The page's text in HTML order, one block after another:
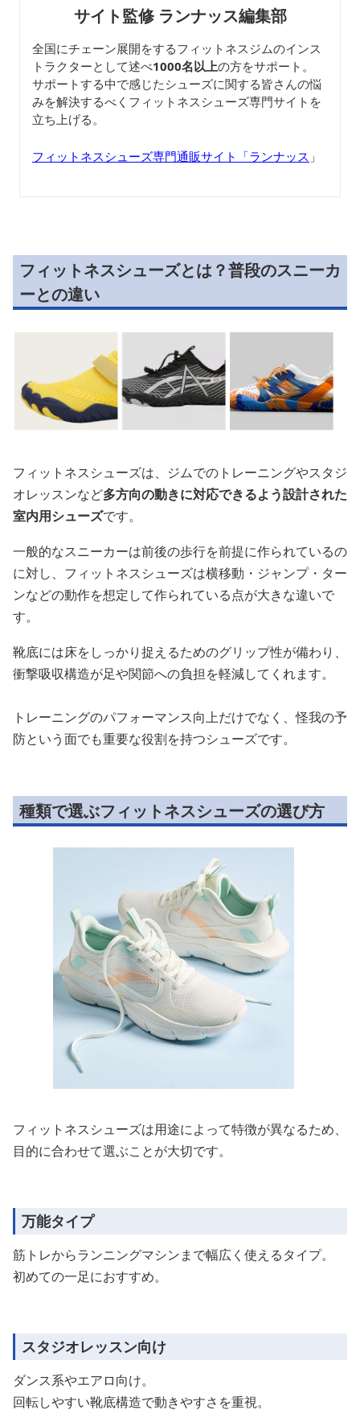
サイト監修 ランナッス編集部
全国にチェーン展開をするフィットネスジムのインス
トラクターとして述べ1000名以上の方をサポート。
サポートする中で感じたシューズに関する皆さんの悩
みを解決するべくフィットネスシューズ専門サイトを
立ち上げる。
フィットネスシューズ専門通販サイト「ランナッス 」
フィットネスシューズとは？普段のスニーカ
ーとの違い
フィットネスシューズは、ジムでのトレーニングやスタジ
オレッスンなど多方向の動きに対応できるよう設計された
室内用シューズです。
一般的なスニーカーは前後の歩行を前提に作られているの
に対し、フィットネスシューズは横移動・ジャンプ・ター
ンなどの動作を想定して作られている点が大きな違いで
す。
靴底には床をしっかり捉えるためのグリップ性が備わり、
衝撃吸収構造が足や関節への負担を軽減してくれます。
トレーニングのパフォーマンス向上だけでなく、怪我の予
防という面でも重要な役割を持つシューズです。
種類で選ぶフィットネスシューズの選び方
フィットネスシューズは用途によって特徴が異なるため、
目的に合わせて選ぶことが大切です。
万能タイプ
筋トレからランニングマシンまで幅広く使えるタイプ。
初めての一足におすすめ。
スタジオレッスン向け
ダンス系やエアロ向け。
回転しやすい靴底構造で動きやすさを重視。